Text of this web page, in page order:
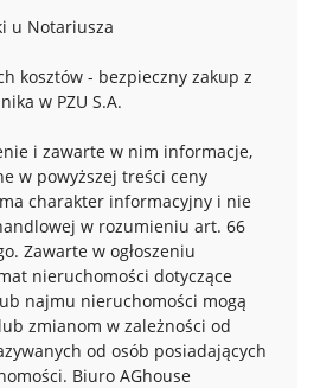
u Notariusza
kosztów - bezpieczny zakup z
w PZU S.A.
i zawarte w nim informacje,
w powyższej treści ceny
charakter informacyjny i nie
w rozumieniu art. 66
Zawarte w ogłoszeniu
nieruchomości dotyczące
najmu nieruchomości mogą
zmianom w zależności od
od osób posiadających
Biuro AGhouse